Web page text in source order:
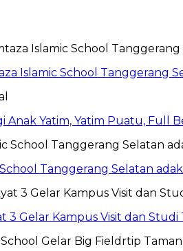
Islamic School Tanggerang
Anak Yatim, Yatim Puatu, Full
Tanggerang Selatan
3 Gelar Kampus Visit dan